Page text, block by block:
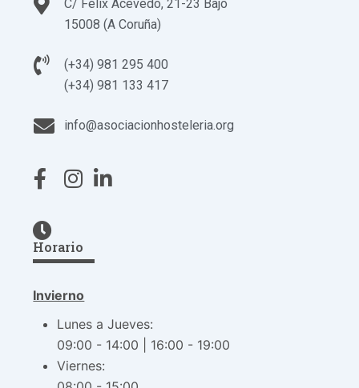
C/ Félix Acevedo, 21-23 Bajo
15008 (A Coruña)
(+34) 981 295 400
(+34) 981 133 417
info@asociacionhosteleria.org
Horario
Invierno
Lunes a Jueves:
09:00 - 14:00 | 16:00 - 19:00
Viernes: